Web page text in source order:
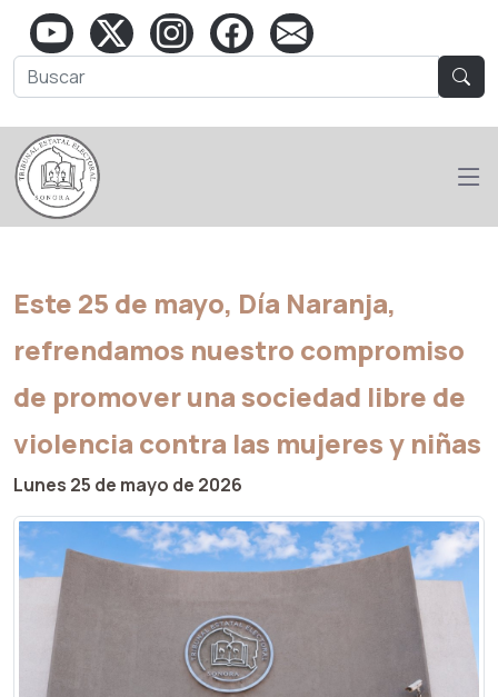
Este 25 de mayo, Día Naranja,
refrendamos nuestro compromiso
de promover una sociedad libre de
violencia contra las mujeres y niñas
Lunes 25 de mayo de 2026